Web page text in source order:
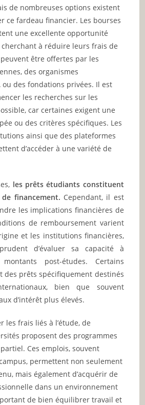
de nombreuses options existent
ce fardeau financier. Les bourses
une excellente opportunité
à réduire leurs frais de
être offertes par les
des organismes
ou des fondations privées. Il est
les recherches sur les
car certaines exigent une
ou des critères spécifiques. Les
ainsi que des plateformes
d’accéder à une variété de
les prêts étudiants constituent
financement. Cependant, il est
les implications financières de
de remboursement varient
et les institutions financières,
d’évaluer sa capacité à
post-études. Certains
des prêts spécifiquement destinés
bien que souvent
d’intérêt plus élevés.
les frais liés à l’étude, de
proposent des programmes
Ces emplois, souvent
permettent non seulement
mais également d’acquérir de
dans un environnement
de bien équilibrer travail et